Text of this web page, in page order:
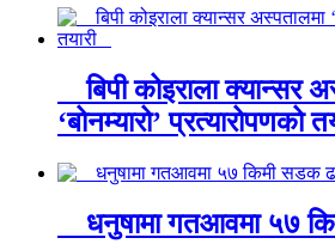
बिपी कोइराला क्यान्सर
‘बोनम्यारो’ प्रत्यारोपणको
धनुषामा गतआवमा ५७